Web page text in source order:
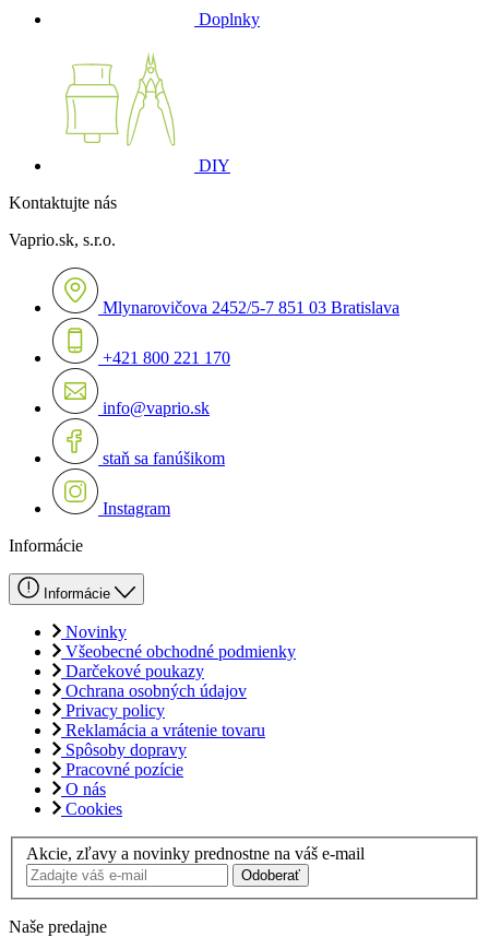
Doplnky
DIY
Kontaktujte nás
Vaprio.sk, s.r.o.
Mlynarovičova 2452/5-7 851 03 Bratislava
+421 800 221 170
info@vaprio.sk
staň sa fanúšikom
Instagram
Informácie
Informácie
Novinky
Všeobecné obchodné podmienky
Darčekové poukazy
Ochrana osobných údajov
Privacy policy
Reklamácia a vrátenie tovaru
Spôsoby dopravy
Pracovné pozície
O nás
Cookies
Akcie, zľavy a novinky prednostne na váš e-mail
Odoberať
Naše predajne